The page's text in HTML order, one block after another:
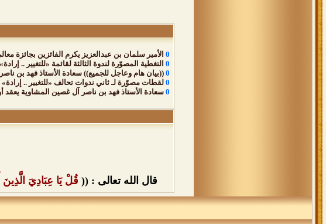
0 الأمير سلمان بن عبدالعزيز يكرم الفائزين بجائزة
0 التغطية المصوّرة لندوة الثالثة لقائمة «للتغيير ..
0 ((بيان هام وعاجل للجميع)) سعادة الأستاذ فهد بن
0 لقطات مصوّرة لـ ثاني ندوات تحالف «للتغيير ..
0 سعادة الأستاذ فهد بن ناصر آل غصين المشاوية يعقد
قال الله تعالى : (( قُلْ يَا عِبَادِيَ